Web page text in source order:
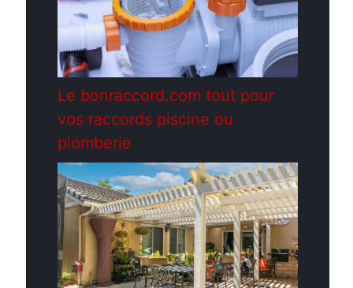
Le bonraccord.com tout pour
vos raccords piscine ou
plomberie